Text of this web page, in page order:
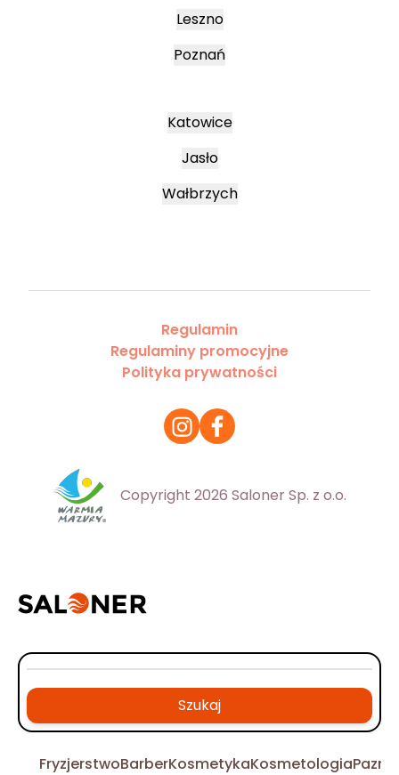
Leszno
Poznań
Katowice
Jasło
Wałbrzych
Regulamin
Regulaminy promocyjne
Polityka prywatności
Copyright 2026 Saloner Sp. z o.o.
Szukaj
FryzjerstwoBarberKosmetykaKosmetologia